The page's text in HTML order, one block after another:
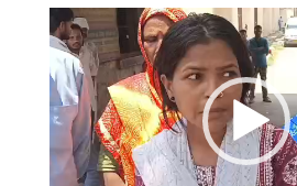
Video
Player